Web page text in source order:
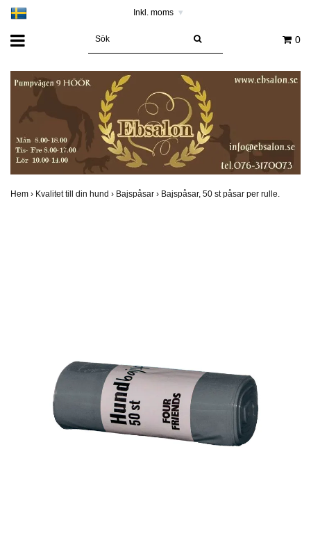
Inkl. moms ▾
0
Hem › Kvalitet till din hund › Bajspåsar › Bajspåsar, 50 st påsar per rulle.